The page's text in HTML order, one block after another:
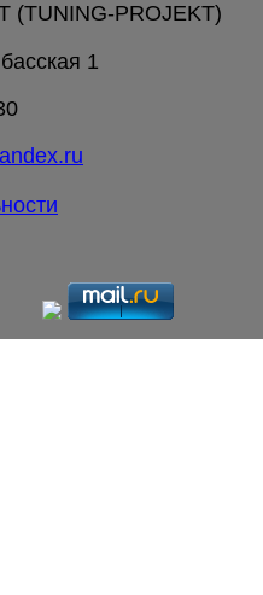
PROJEKT)
1